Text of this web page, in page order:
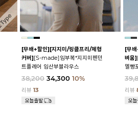
[무배+할인][지지미/링클프리/체형
커버][S-made]임부복*지지미펜던
트플레어 임산부블라우스
38,200 34,300 10%
리뷰13
[무
벼움]
멜빵
리뷰